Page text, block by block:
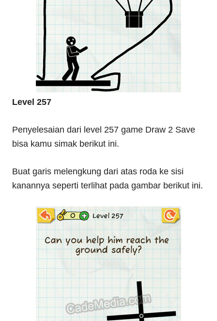
Level 257
Penyelesaian dari level 257 game Draw 2 Save
bisa kamu simak berikut ini.
Buat garis melengkung dari atas roda ke sisi
kanannya seperti terlihat pada gambar berikut ini.